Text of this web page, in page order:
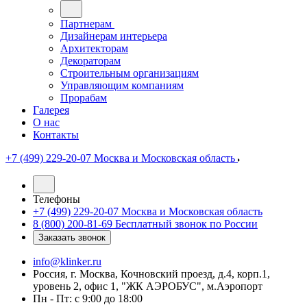
Партнерам
Дизайнерам интерьера
Архитекторам
Декораторам
Строительным организациям
Управляющим компаниям
Прорабам
Галерея
О нас
Контакты
+7 (499) 229-20-07 Москва и Московская область
Телефоны
+7 (499) 229-20-07 Москва и Московская область
8 (800) 200-81-69 Бесплатный звонок по России
Заказать звонок
info@klinker.ru
Россия, г. Москва, Кочновский проезд, д.4, корп.1,
уровень 2, офис 1, "ЖК АЭРОБУС", м.Аэропорт
Пн - Пт: с 9:00 до 18:00